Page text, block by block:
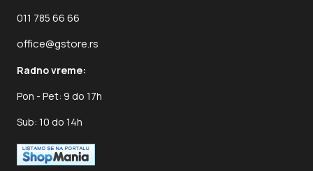
011 785 66 66
office@gstore.rs
Radno vreme:
Pon - Pet: 9 do 17h
Sub: 10 do 14h